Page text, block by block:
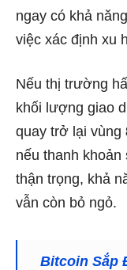
ngay có khả
việc xác định xu
Nếu thị trường
khối lượng giao
quay trở lại vùng
nếu thanh
thận trọng, khả
vẫn còn bỏ ngỏ.
Bitcoin Sắp